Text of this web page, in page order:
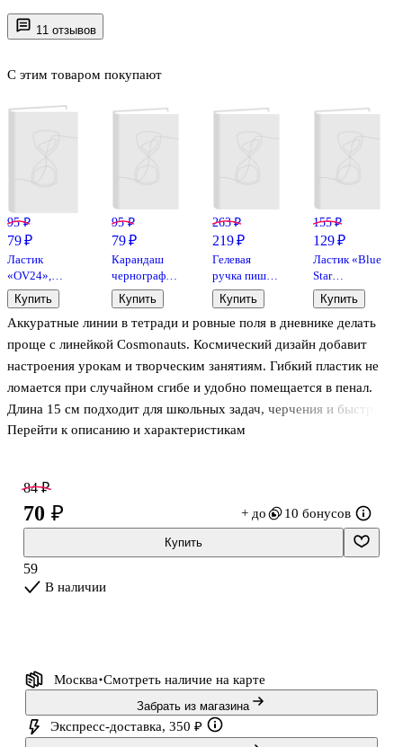
11 отзывов
Аккуратные линии в тетради и ровные поля в дневнике делать
проще с линейкой Cosmonauts. Космический дизайн добавит
настроения урокам и творческим занятиям. Гибкий пластик не
ломается при случайном сгибе и удобно помещается в пенал.
Длина 15 см подходит для школьных задач, черчения и быстрых
измерений дома. Лёгкая линейка комфортно лежит в руке и
Перейти к описанию и характеристикам
С этим товаром покупают
95 ₽
79 ₽
Ластик
«OV24»,
Factis,
овальный,
мягкий
Купить
95 ₽
79 ₽
Карандаш
чернографитный
с ластиком,
Maped, HB
Купить
263 ₽
219 ₽
Гелевая
ручка пиши-
стирай
синяя,
«Гусь», Yoi,
в
Купить
155 ₽
129 ₽
Ластик «Blue
Star
6521/40»,
Koh-i-Noor,
Купить
84 ₽
70 ₽ + до 10 бонусов
Купить
59
В наличии
Москва Смотреть наличие на карте
Забрать из магазина
Экспресс-доставка, 350 ₽